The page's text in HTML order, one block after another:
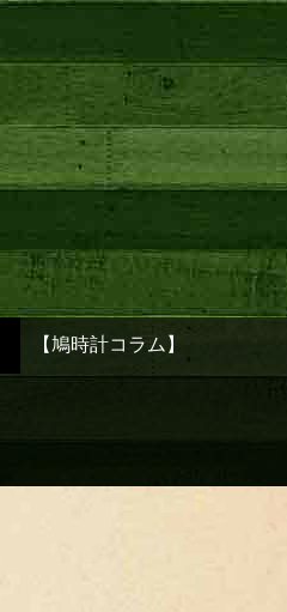
【鳩時計コラム】